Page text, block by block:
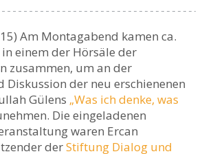
Am Montagabend kamen ca.
einem der Hörsäle der
zusammen, um an der
Diskussion der neu erschienenen
Gülens „Was ich denke, was
Die eingeladenen
waren Ercan
derStiftung Dialog und